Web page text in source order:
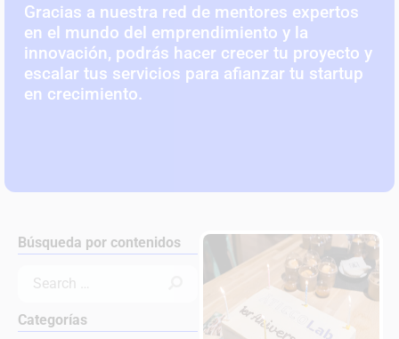
Gracias a nuestra red de mentores expertos
en el mundo del emprendimiento y la
innovación, podrás hacer crecer tu proyecto y
escalar tus servicios para afianzar tu startup
en crecimiento.
Búsqueda por contenidos
Categorías